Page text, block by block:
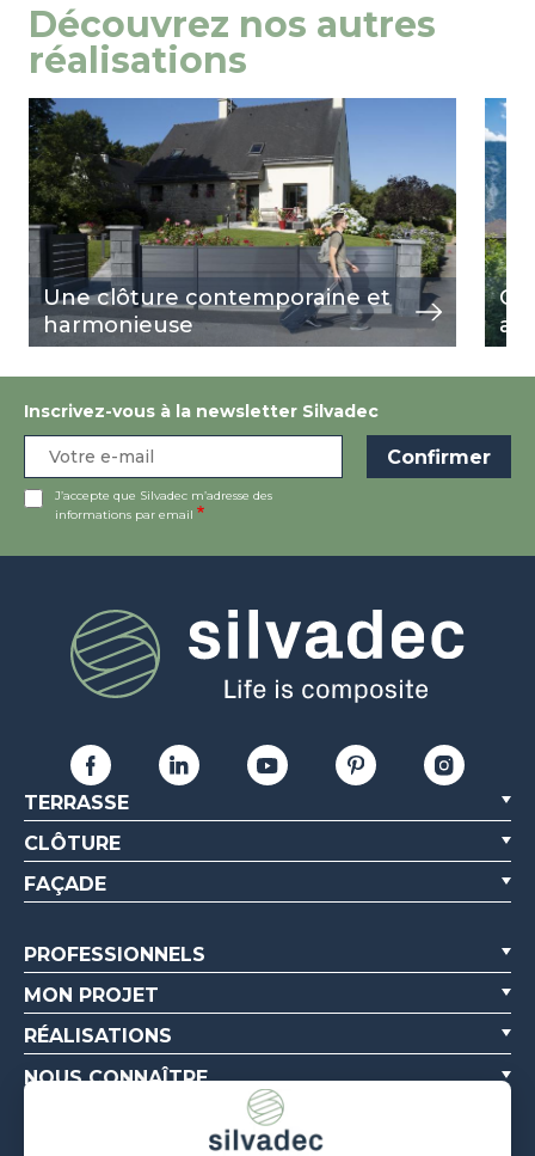
Découvrez nos autres
réalisations
Une clôture contemporaine et
harmonieuse
Image
voir
au
voir
Inscrivez-vous à la newsletter Silvadec
J’accepte que Silvadec m’adresse des
informations par email
TERRASSE
CLÔTURE
FAÇADE
PROFESSIONNELS
MON PROJET
RÉALISATIONS
NOUS CONNAÎTRE